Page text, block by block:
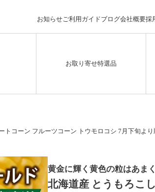
お知らせ ご利用ガイドブログ会社概要採
お取り寄せ特選品
コーン フルーツコーン トウモロコシ 7月下旬よ
黄金に輝く黄色の粒はあま
北海道産 とうもろこ